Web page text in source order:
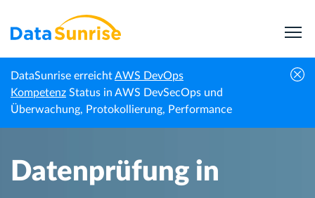
DataSunrise erreichtAWS DevOps
Kompetenz Status in AWS DevSecOps und
Überwachung, Protokollierung, Performance
Startseite Wissenszentrum Datenprüfung in YugabyteDB
Datenprüfung in